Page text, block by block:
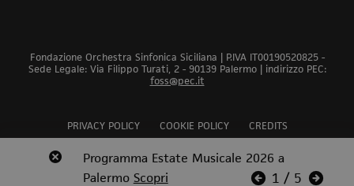
Revoca bando audizioni 2026Scopri
Programma Estate Musicale 2026 a
Palermo Scopri
Scopri
Scopri
Scopri
Scopri
Scopri
1 / 5
Fondazione Orchestra Sinfonica Siciliana | P.IVA IT00190520825 -
Sede Legale: Via Filippo Turati, 2 - 90139 Palermo | indirizzo PEC:
foss@pec.it
PRIVACY POLICY COOKIE POLICY CREDITS